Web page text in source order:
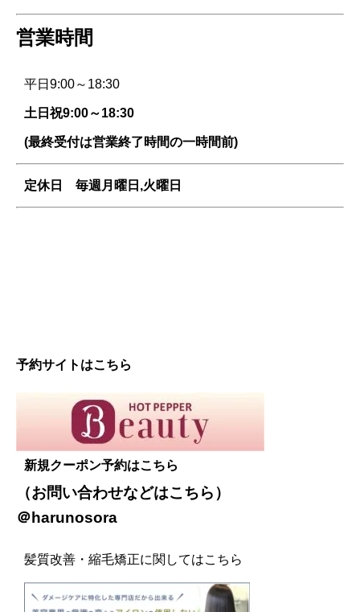
営業時間
平日9:00～18:30
土日祝9:00～18:30
(最終受付は営業終了時間の一時間前)
定休日 毎週 月曜日,火曜日
予約サイトはこちら
新規クーポン予約はこちら
（お問い合わせなどはこちら ）
＠harunosora
髪質改善・縮毛矯正に関してはこちら